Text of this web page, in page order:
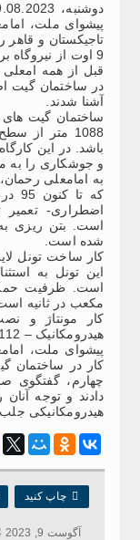
پیشوای ملت،
تاجیکستان و
9 اوت از نیروگاه برق آبی “راغون” بازدید کردند.
قبل از همه
در ساختمان گیت
آشنا شدند.
ساختمان گیت های
و جوشکاری را به
به امامعلی
اضطراری- تعمیر
شده است.
مکعب در ثانیه
هیدرومکانیک – 112 تن انجام شده است.
پیشوای ملت،
کار در ساختمان
چهارم، گفتگوی
دادند و توجه
هیدرومکانیکی جلب
 چاپ کنید
آگوست 9, 2023 08:54, 267 بازدید ها